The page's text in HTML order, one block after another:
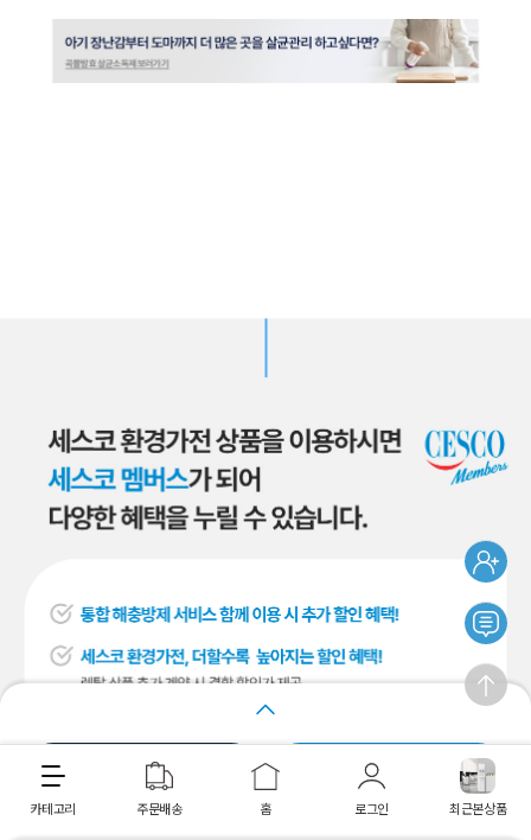
간편렌탈 상담 다이렉트 렌탈
카테고리 주문배송 홈 로그인 최근본상품
최근 본 상품